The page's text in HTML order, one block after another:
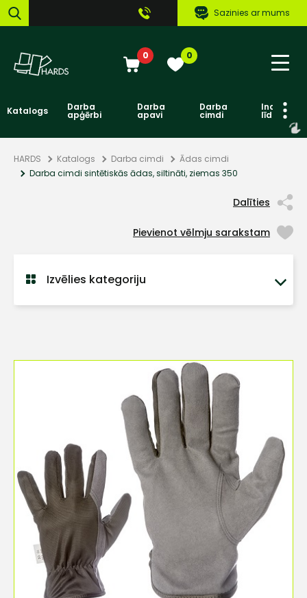
Sazinies ar mums
0 0
Katalogs Darba
apģērbi
Darba
apavi
Darba
cimdi līdzekļi
HARDS Katalogs Darba cimdi
Ādas cimdi
Darba cimdi sintētiskās ādas, siltināti, ziemas 350
Dalīties
Pievienot vēlmju sarakstam
Izvēlies kategoriju